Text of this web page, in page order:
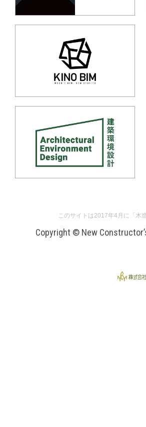
このサイトは2017年4月に「木
Copyright © New